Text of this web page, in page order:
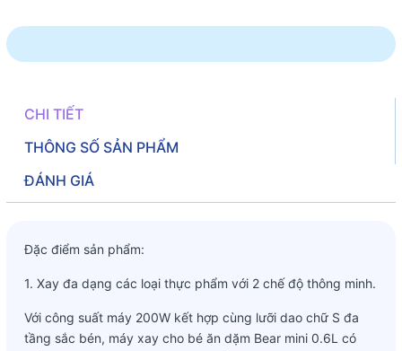
CHI TIẾT
THÔNG SỐ SẢN PHẨM
ĐÁNH GIÁ
Đặc điểm sản phẩm:
1. Xay đa dạng các loại thực phẩm với 2 chế độ thông minh.
Với công suất máy 200W kết hợp cùng lưỡi dao chữ S đa
tầng sắc bén, máy xay cho bé ăn dặm Bear mini 0.6L có